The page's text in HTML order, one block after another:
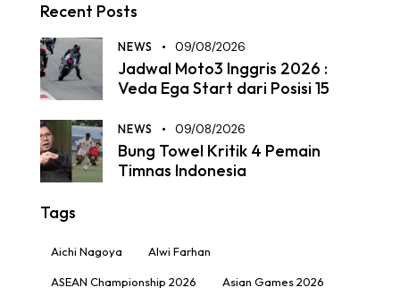
Recent Posts
NEWS 09/08/2026
Jadwal Moto3 Inggris 2026 :
Veda Ega Start dari Posisi 15
NEWS 09/08/2026
Bung Towel Kritik 4 Pemain
Timnas Indonesia
Tags
Aichi Nagoya Alwi Farhan
ASEAN Championship 2026 Asian Games 2026